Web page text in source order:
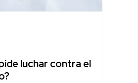
luchar contra el